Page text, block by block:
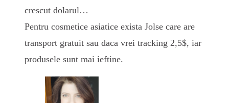
crescut dolarul…
Pentru cosmetice asiatice exista Jolse care are
transport gratuit sau daca vrei tracking 2,5$, iar
produsele sunt mai ieftine.